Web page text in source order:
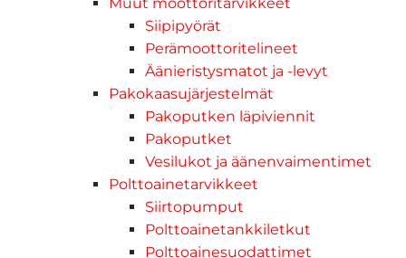
Siipipyörät
Perämoottoritelineet
Äänieristysmatot ja -levyt
Pakokaasujärjestelmät
Pakoputken läpiviennit
Pakoputket
Vesilukot ja äänenvaimentimet
Polttoainetarvikkeet
Siirtopumput
Polttoainetankkiletkut
Polttoainesuodattimet